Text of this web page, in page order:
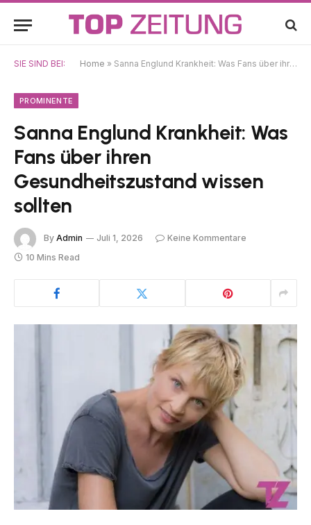
SIE SIND BEI: Home » Sanna Englund Krankheit: Was Fans über ihren Gesundheitszustand wissen sollten
PROMINENTE
Sanna Englund Krankheit: Was
Fans über ihren
Gesundheitszustand wissen
sollten
By Admin Juli 1, 2026
Keine Kommentare
10 Mins Read